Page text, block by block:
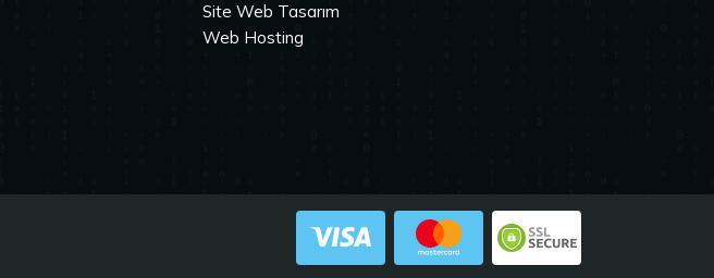
Site Web Tasarım
Web Hosting